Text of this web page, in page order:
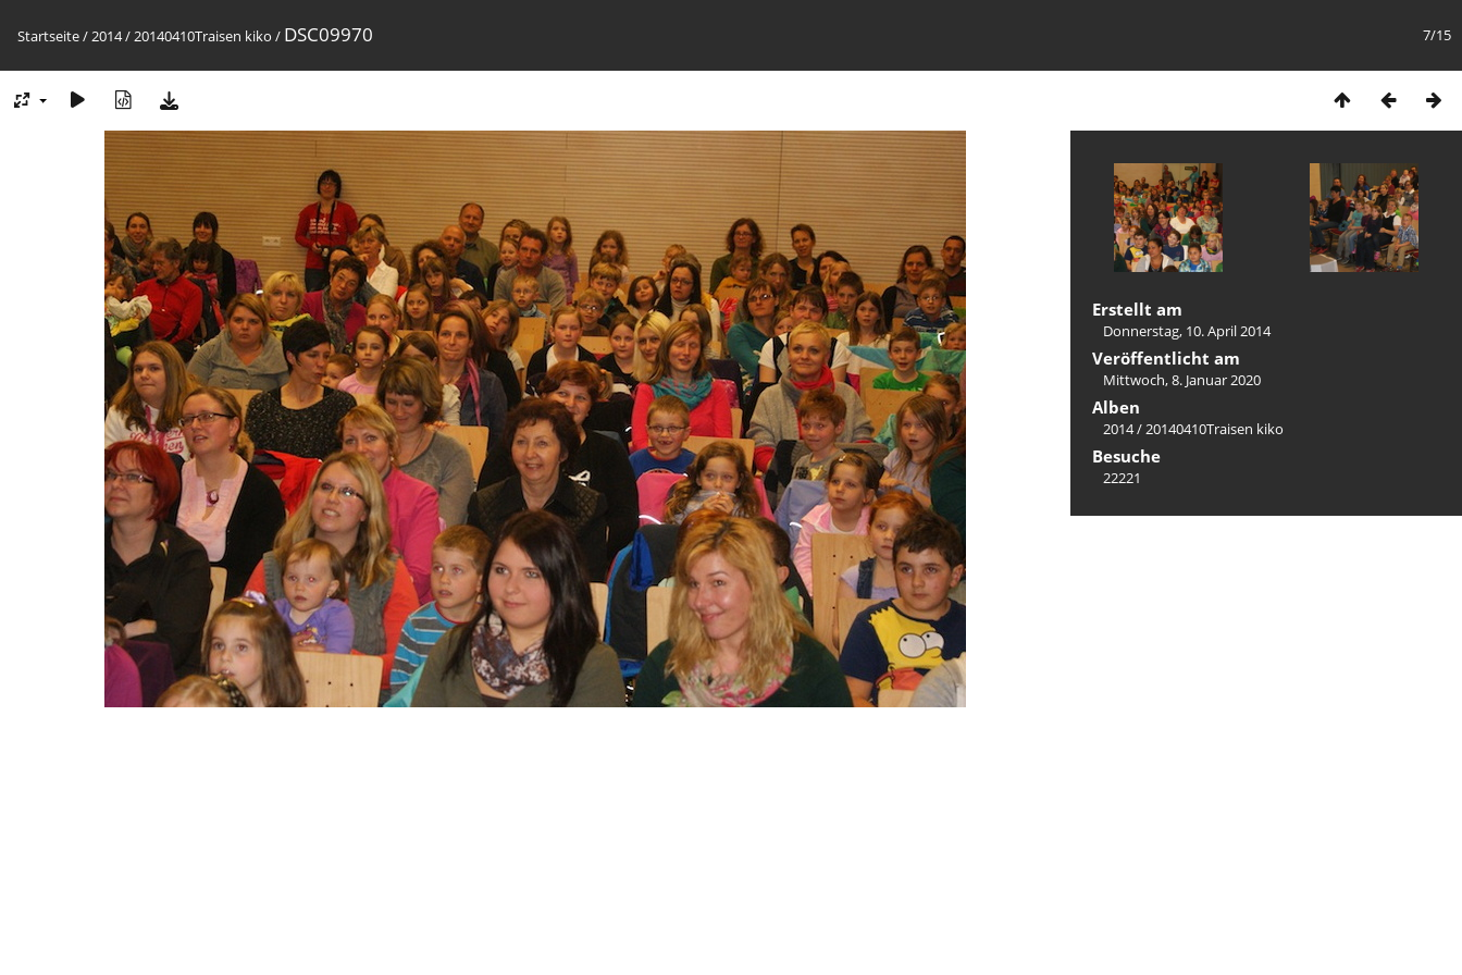
7/15
Startseite/2014/20140410Traisen kiko / DSC09970
Erstellt am
Donnerstag, 10. April 2014
Veröffentlicht am
Mittwoch, 8. Januar 2020
Alben
2014/20140410Traisen kiko
Besuche
22221